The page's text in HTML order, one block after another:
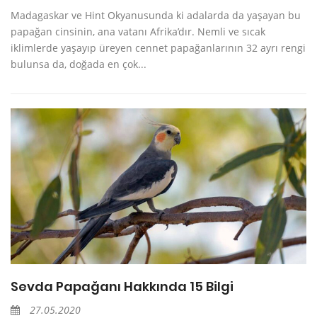
Madagaskar ve Hint Okyanusunda ki adalarda da yaşayan bu
papağan cinsinin, ana vatanı Afrika’dır. Nemli ve sıcak
iklimlerde yaşayıp üreyen cennet papağanlarının 32 ayrı rengi
bulunsa da, doğada en çok...
Sevda Papağanı Hakkında 15 Bilgi
27.05.2020